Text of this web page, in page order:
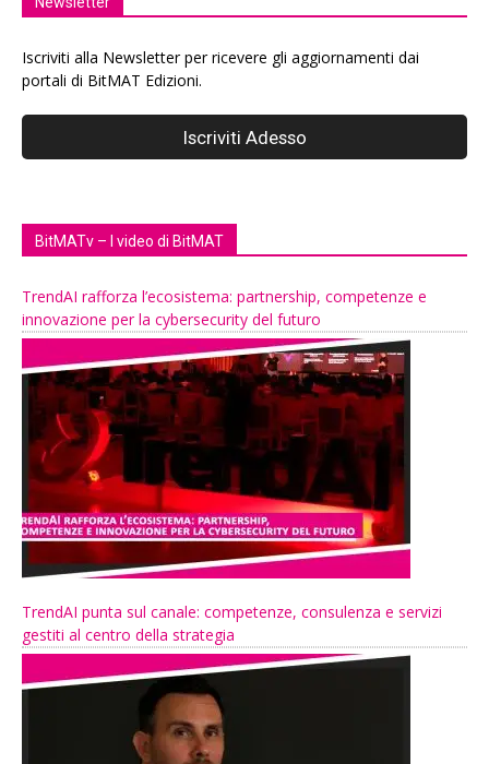
Iscriviti alla Newsletter per ricevere gli aggiornamenti dai
portali di BitMAT Edizioni.
BitMATv – I video di BitMAT
TrendAI rafforza l’ecosistema: partnership, competenze e
innovazione per la cybersecurity del futuro
TrendAI punta sul canale: competenze, consulenza e servizi
gestiti al centro della strategia